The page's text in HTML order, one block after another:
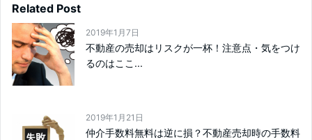
Related Post
2019年1月7日
不動産の売却はリスクが一杯！注意点・気をつけ
るのはここ...
2019年1月21日
仲介手数料無料は逆に損？不動産売却時の手数料